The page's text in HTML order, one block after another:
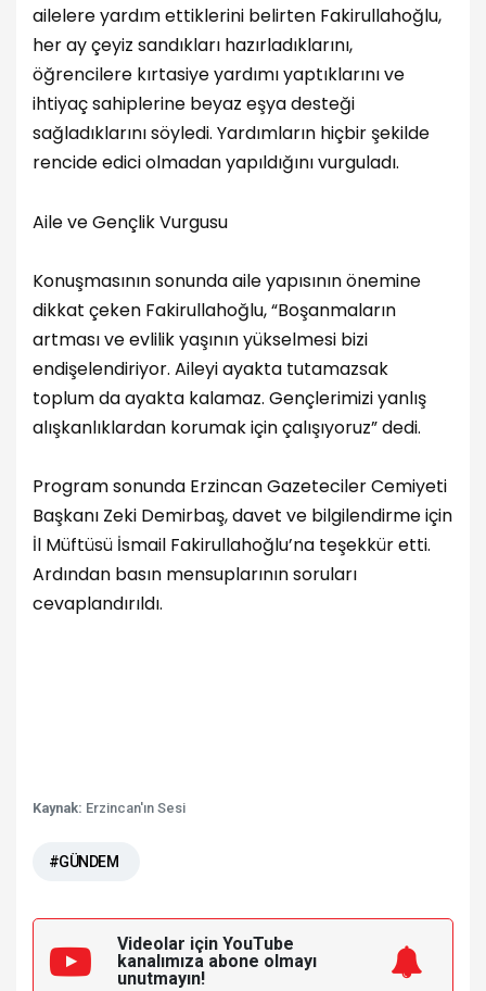
ailelere yardım ettiklerini belirten Fakirullahoğlu,
her ay çeyiz sandıkları hazırladıklarını,
öğrencilere kırtasiye yardımı yaptıklarını ve
ihtiyaç sahiplerine beyaz eşya desteği
sağladıklarını söyledi. Yardımların hiçbir şekilde
rencide edici olmadan yapıldığını vurguladı.
Aile ve Gençlik Vurgusu
Konuşmasının sonunda aile yapısının önemine
dikkat çeken Fakirullahoğlu, “Boşanmaların
artması ve evlilik yaşının yükselmesi bizi
endişelendiriyor. Aileyi ayakta tutamazsak
toplum da ayakta kalamaz. Gençlerimizi yanlış
alışkanlıklardan korumak için çalışıyoruz” dedi.
Program sonunda Erzincan Gazeteciler Cemiyeti
Başkanı Zeki Demirbaş, davet ve bilgilendirme için
İl Müftüsü İsmail Fakirullahoğlu’na teşekkür etti.
Ardından basın mensuplarının soruları
cevaplandırıldı.
Kaynak: Erzincan'ın Sesi
#GÜNDEM
Videolar için YouTube
kanalımıza abone olmayı
unutmayın!